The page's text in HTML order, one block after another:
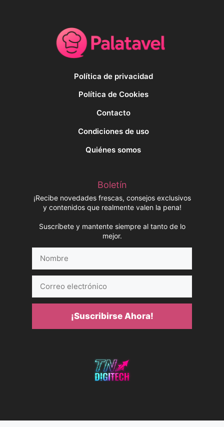
Política de privacidad
Política de Cookies
Contacto
Condiciones de uso
Quiénes somos
Boletín
¡Recibe novedades frescas, consejos exclusivos
y contenidos que realmente valen la pena!
Suscríbete y mantente siempre al tanto de lo
mejor.
electrónico
¡Suscribirse Ahora!